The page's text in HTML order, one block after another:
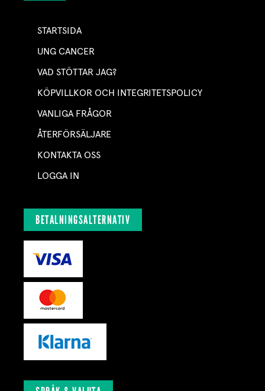
STARTSIDA
UNG CANCER
VAD STÖTTAR JAG?
KÖPVILLKOR OCH INTEGRITETSPOLICY
VANLIGA FRÅGOR
ÅTERFÖRSÄLJARE
KONTAKTA OSS
LOGGA IN
BETALNINGSALTERNATIV